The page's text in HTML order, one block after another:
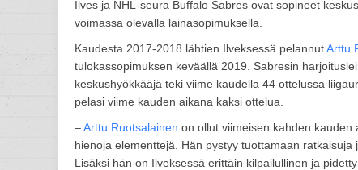
Ilves ja NHL-seura Buffalo Sabres ovat sopineet
voimassa olevalla lainasopimuksella.
Kaudesta 2017-2018 lähtien Ilveksessä pelannutArttu
tulokassopimuksen keväällä 2019. Sabresin
keskushyökkääjä teki viime kaudella 44 ottelussa
pelasi viime kauden aikana kaksi ottelua.
–Arttu Ruotsalainen on ollut viimeisen kahden kauden
hienoja elementtejä. Hän pystyy tuottamaan
Lisäksi hän on Ilveksessä erittäin kilpailullinen ja